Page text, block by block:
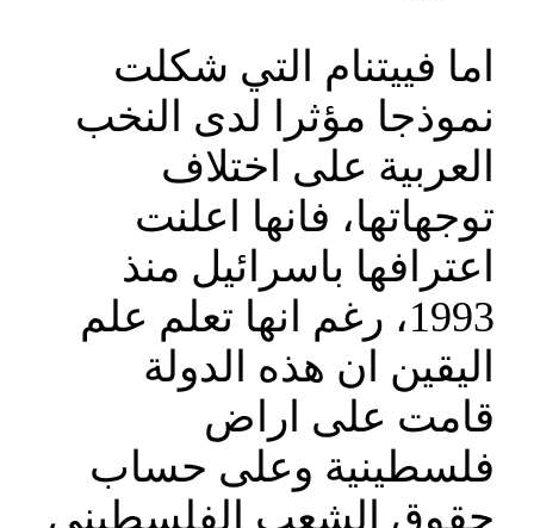
اما فييتنام التي شكلت
نموذجا مؤثرا لدى النخب
العربية على اختلاف
توجهاتها، فانها اعلنت
اعترافها باسرائيل منذ
1993، رغم انها تعلم علم
اليقين ان هذه الدولة
قامت على اراض
فلسطينية وعلى حساب
حقوق الشعب الفلسطيني